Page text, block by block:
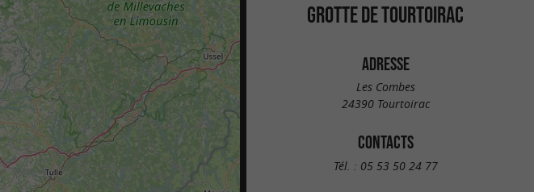
GROTTE DE TOURTOIRAC
ADRESSE
Les Combes
24390 Tourtoirac
CONTACTS
Tél. : 05 53 50 24 77